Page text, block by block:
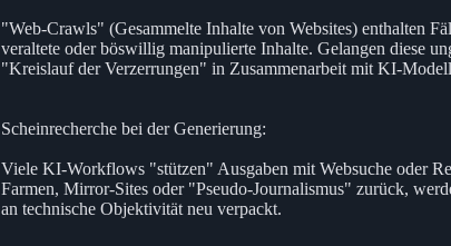
"Web-Crawls" (Gesammelte Inhalte von Websites) enthalten
veraltete oder böswillig manipulierte Inhalte. Gelangen diese
"Kreislauf der Verzerrungen" in Zusammenarbeit mit KI-
Scheinrecherche bei der Generierung:
Viele KI-Workflows "stützen" Ausgaben mit Websuche oder
Farmen, Mirror-Sites oder "Pseudo-Journalismus" zurück,
an technische Objektivität neu verpackt.